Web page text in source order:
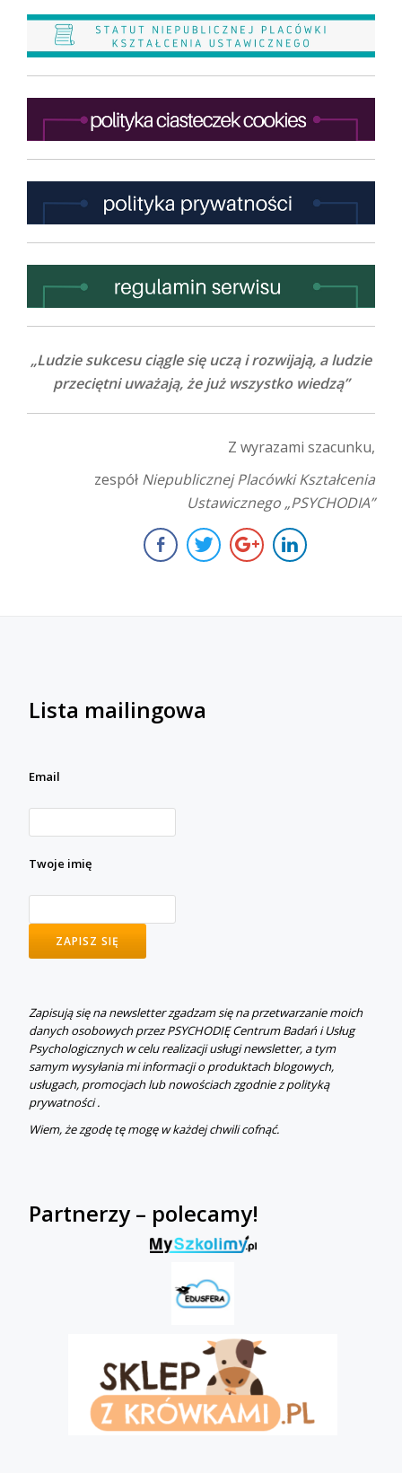
„Ludzie sukcesu ciągle się uczą i rozwijają, a ludzie
przeciętni uważają, że już wszystko wiedzą”
Z wyrazami szacunku,
zespół Niepublicznej Placówki Kształcenia
Ustawicznego „PSYCHODIA”
Lista mailingowa
Email
Twoje imię
Zapisują się na newsletter zgadzam się na przetwarzanie moich
danych osobowych przez PSYCHODIĘ Centrum Badań i Usług
Psychologicznych w celu realizacji usługi newsletter, a tym
samym wysyłania mi informacji o produktach blogowych,
usługach, promocjach lub nowościach zgodnie z polityką
prywatności .
Wiem, że zgodę tę mogę w każdej chwili cofnąć.
Partnerzy – polecamy!